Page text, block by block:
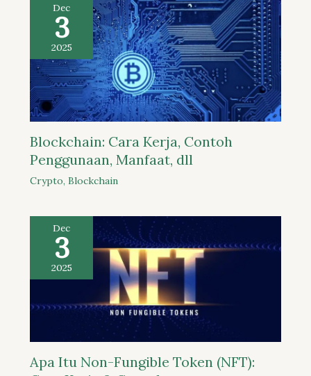
Dec
3
2025
Blockchain: Cara Kerja, Contoh
Penggunaan, Manfaat, dll
Crypto, Blockchain
Dec
3
2025
Apa Itu Non-Fungible Token (NFT):